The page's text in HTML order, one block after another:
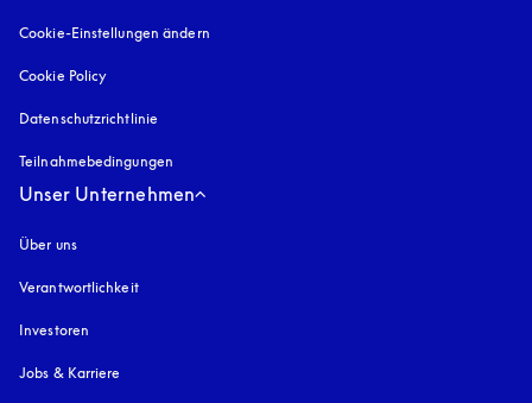
Cookie-Einstellungen ändern
Cookie Policy
Datenschutzrichtlinie
Teilnahmebedingungen
Unser Unternehmen
Über uns
Verantwortlichkeit
Investoren
Jobs & Karriere